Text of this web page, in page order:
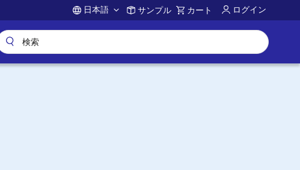
Account
日本語 サンプル カート ログイン